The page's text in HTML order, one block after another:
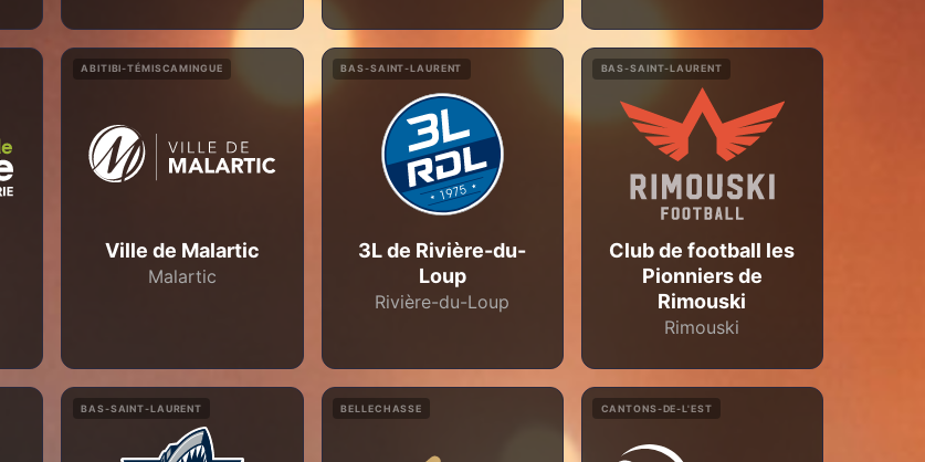
ABITIBI-TÉMISCAMINGUE
Ville de Malartic
Malartic
BAS-SAINT-LAURENT
3L de Rivière-du-
Loup
Rivière-du-Loup
BAS-SAINT-LAURENT
Club de football les
Pionniers de
Rimouski
Rimouski
BAS-SAINT-LAURENT BELLECHASSE CANTONS-DE-L'EST